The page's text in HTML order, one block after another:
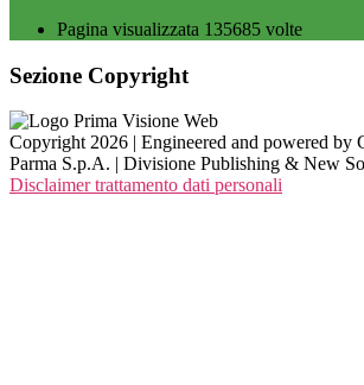
Pagina visualizzata 135685 volte
Sezione Copyright
Copyright 2026 | Engineered and powered by
Parma S.p.A. | Divisione Publishing & New
Disclaimer trattamento dati personali